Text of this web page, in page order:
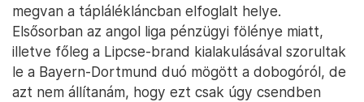
megvan a táplálékláncban elfoglalt helye.
Elsősorban az angol liga pénzügyi fölénye miatt,
illetve főleg a Lipcse-brand kialakulásával szorultak
le a Bayern-Dortmund duó mögött a dobogóról, de
azt nem állítanám, hogy ezt csak úgy csendben